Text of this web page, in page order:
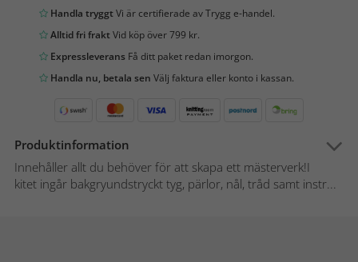
Handla tryggtVi är certifierade av Trygg e-handel.
Alltid fri fraktVid köp över 799 kr.
Expressleverans Få ditt paket redan imorgon.
Handla nu, betala sen Välj faktura eller konto i kassan.
Produktinformation
Innehåller allt du behöver för att skapa ett mästerverk!I
kitet ingår bakgryundstryckt tyg, pärlor, nål, tråd samt instr...